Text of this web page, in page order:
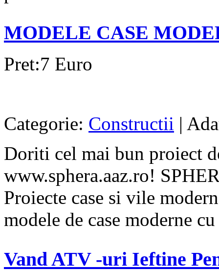
MODELE CASE
Pret:7 Euro
Categorie: Constructii |
Doriti cel mai bun proiect
www.sphera.aaz.ro!
Proiecte case si vile
modele de case moderne
Vand ATV -uri Ieftine